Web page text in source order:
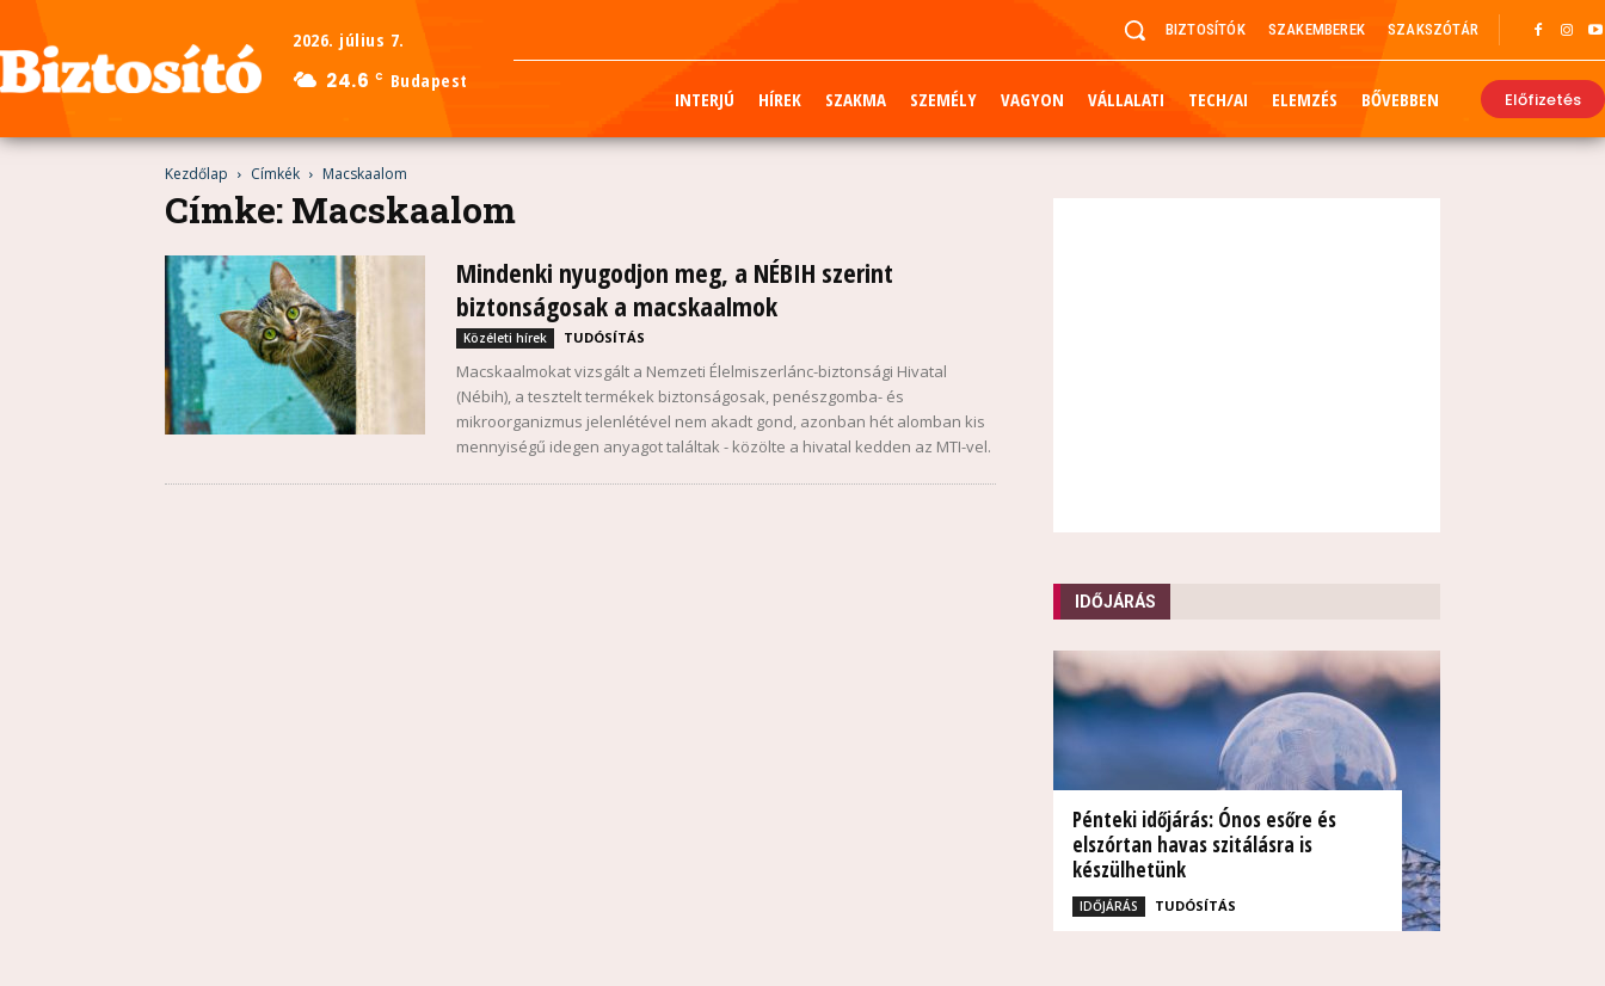
2026. július 7.
24.6 C Budapest
BIZTOSÍTÓK SZAKEMBEREK SZAKSZÓTÁR
INTERJÚ HÍREK SZAKMA SZEMÉLY VAGYON VÁLLALATI TECH/AI ELEMZÉS BŐVEBBEN Előfizetés
Kezdőlap Címkék Macskaalom
Címke: Macskaalom
Mindenki nyugodjon meg, a NÉBIH szerint
biztonságosak a macskaalmok
Közéleti hírek TUDÓSÍTÁS
Macskaalmokat vizsgált a Nemzeti Élelmiszerlánc-biztonsági Hivatal
(Nébih), a tesztelt termékek biztonságosak, penészgomba- és
mikroorganizmus jelenlétével nem akadt gond, azonban hét alomban kis
mennyiségű idegen anyagot találtak - közölte a hivatal kedden az MTI-vel.
IDŐJÁRÁS
Pénteki időjárás: Ónos esőre és
elszórtan havas szitálásra is
készülhetünk
IDŐJÁRÁS TUDÓSÍTÁS